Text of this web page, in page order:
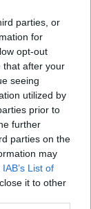
parties, or
for
opt-out
that after your
seeing
utilized by
prior to
further
parties on the
may
IAB’s List of
it to other